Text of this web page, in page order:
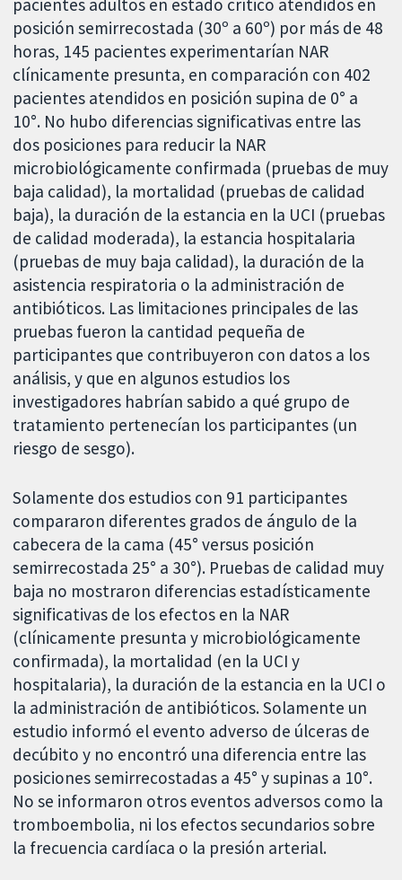
pacientes adultos en estado crítico atendidos en
posición semirrecostada (30º a 60º) por más de 48
horas, 145 pacientes experimentarían NAR
clínicamente presunta, en comparación con 402
pacientes atendidos en posición supina de 0° a
10°. No hubo diferencias significativas entre las
dos posiciones para reducir la NAR
microbiológicamente confirmada (pruebas de muy
baja calidad), la mortalidad (pruebas de calidad
baja), la duración de la estancia en la UCI (pruebas
de calidad moderada), la estancia hospitalaria
(pruebas de muy baja calidad), la duración de la
asistencia respiratoria o la administración de
antibióticos. Las limitaciones principales de las
pruebas fueron la cantidad pequeña de
participantes que contribuyeron con datos a los
análisis, y que en algunos estudios los
investigadores habrían sabido a qué grupo de
tratamiento pertenecían los participantes (un
riesgo de sesgo).
Solamente dos estudios con 91 participantes
compararon diferentes grados de ángulo de la
cabecera de la cama (45° versus posición
semirrecostada 25° a 30°). Pruebas de calidad muy
baja no mostraron diferencias estadísticamente
significativas de los efectos en la NAR
(clínicamente presunta y microbiológicamente
confirmada), la mortalidad (en la UCI y
hospitalaria), la duración de la estancia en la UCI o
la administración de antibióticos. Solamente un
estudio informó el evento adverso de úlceras de
decúbito y no encontró una diferencia entre las
posiciones semirrecostadas a 45° y supinas a 10°.
No se informaron otros eventos adversos como la
tromboembolia, ni los efectos secundarios sobre
la frecuencia cardíaca o la presión arterial.